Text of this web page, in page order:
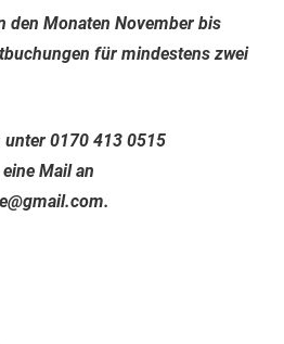
den Monaten November bis
für mindestens zwei
unter 0170 413 0515
Mail an